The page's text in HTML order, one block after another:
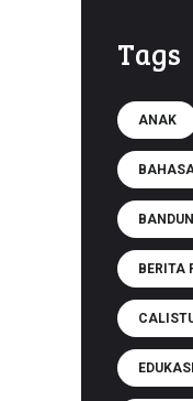
Tags
ANAK
BERITA